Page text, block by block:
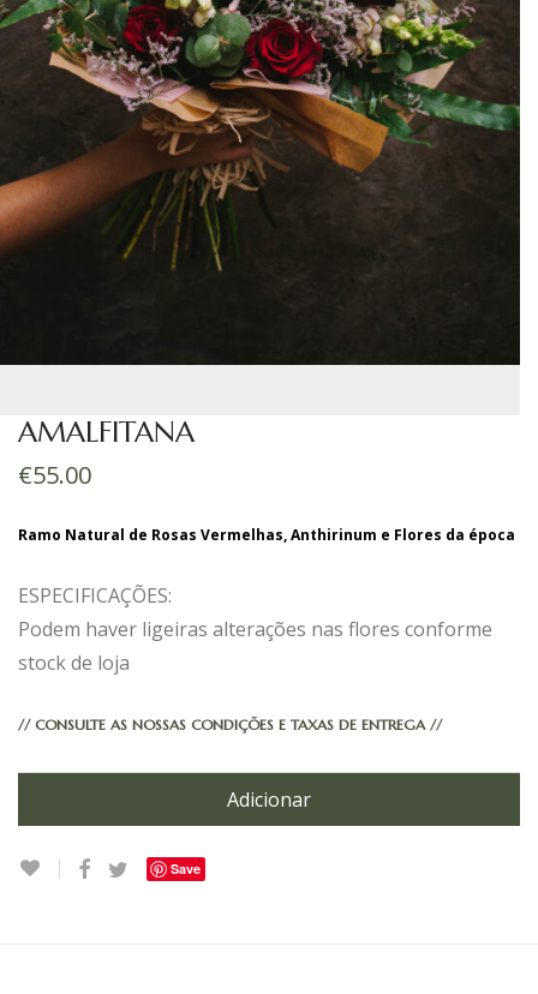
AMALFITANA
€55.00
Ramo Natural de Rosas Vermelhas, Anthirinum e Flores da época
ESPECIFICAÇÕES:
Podem haver ligeiras alterações nas flores conforme
stock de loja
// CONSULTE AS NOSSAS CONDIÇÕES E TAXAS DE ENTREGA //
Adicionar
Save